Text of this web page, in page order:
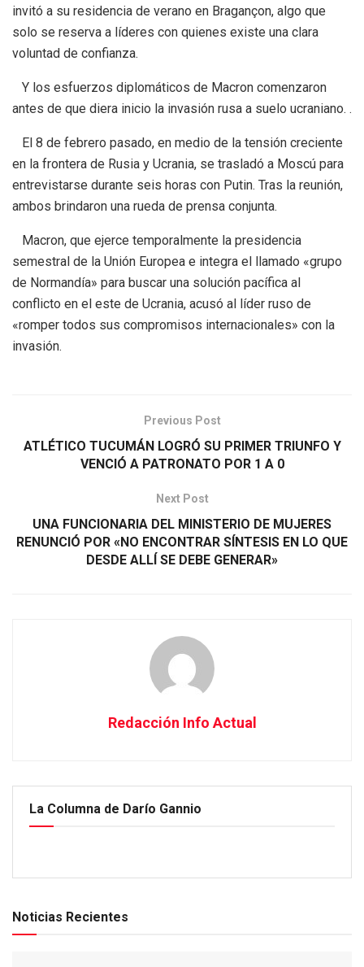
invitó a su residencia de verano en Bragançon, algo que
solo se reserva a líderes con quienes existe una clara
voluntad de confianza.
Y los esfuerzos diplomáticos de Macron comenzaron
antes de que diera inicio la invasión rusa a suelo ucraniano. ​.
El 8 de febrero pasado, en medio de la tensión creciente
en la frontera de Rusia y Ucrania, se trasladó a Moscú para
entrevistarse durante seis horas con Putin. Tras la reunión,
ambos brindaron una rueda de prensa conjunta.
Macron, que ejerce temporalmente la presidencia
semestral de la Unión Europea e integra el llamado «grupo
de Normandía» para buscar una solución pacífica al
conflicto en el este de Ucrania, acusó al líder ruso de
«romper todos sus compromisos internacionales» con la
invasión.
Previous Post
ATLÉTICO TUCUMÁN LOGRÓ SU PRIMER TRIUNFO Y
VENCIÓ A PATRONATO POR 1 A 0
Next Post
UNA FUNCIONARIA DEL MINISTERIO DE MUJERES
RENUNCIÓ POR «NO ENCONTRAR SÍNTESIS EN LO QUE
DESDE ALLÍ SE DEBE GENERAR»
Redacción Info Actual
La Columna de Darío Gannio
Noticias Recientes